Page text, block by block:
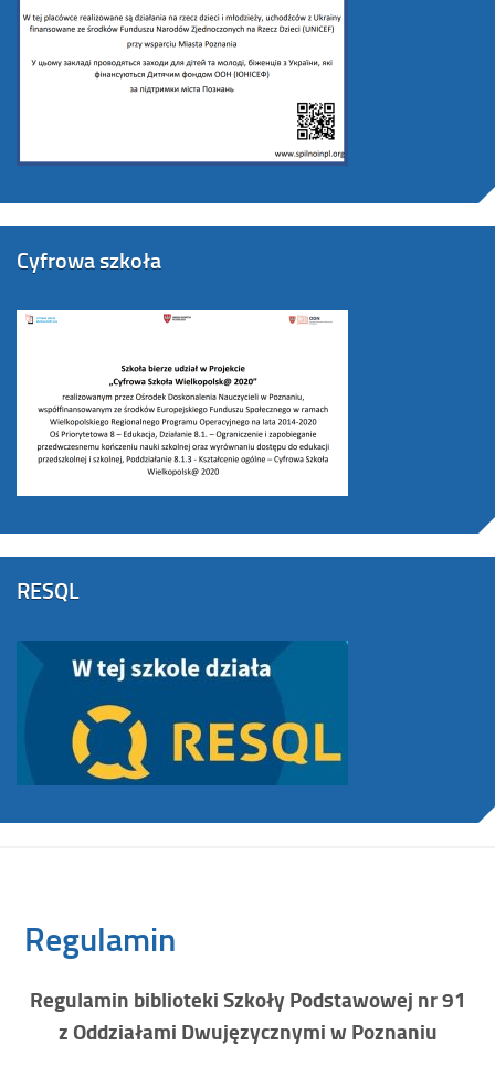
Cyfrowa szkoła
RESQL
Regulamin
Regulamin biblioteki Szkoły Podstawowej nr 91
z Oddziałami Dwujęzycznymi w Poznaniu